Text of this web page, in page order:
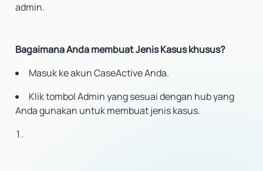
admin.
Bagaimana Anda membuat Jenis Kasus khusus?
Masuk ke akun CaseActive Anda.
Klik tombol Admin yang sesuai dengan hub yang
Anda gunakan untuk membuat jenis kasus.